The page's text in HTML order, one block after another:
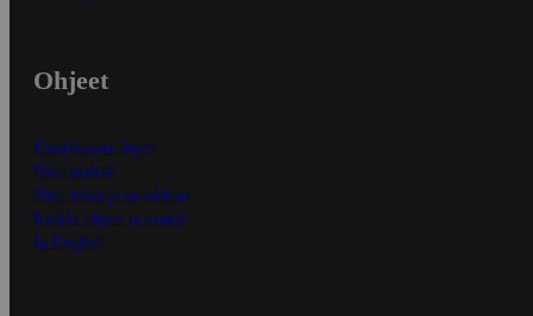
Ohjeet
Ensitilaajan ohjeet
Näin maksat
Näin tilaat ja muokkaat
Kaikki ohjeet ja vinkit
In English